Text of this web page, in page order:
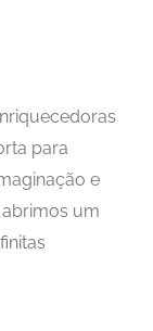
para
e
um